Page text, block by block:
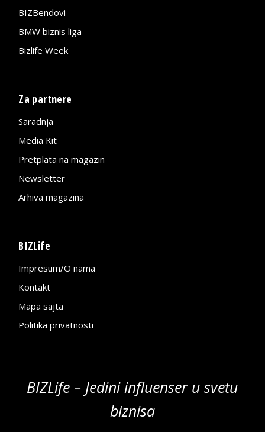
BIZBendovi
BMW biznis liga
Bizlife Week
Za partnere
Saradnja
Media Kit
Pretplata na magazin
Newsletter
Arhiva magazina
BIZLife
Impresum/O nama
Kontakt
Mapa sajta
Politika privatnosti
BIZLife – Jedini influenser u svetu
biznisa